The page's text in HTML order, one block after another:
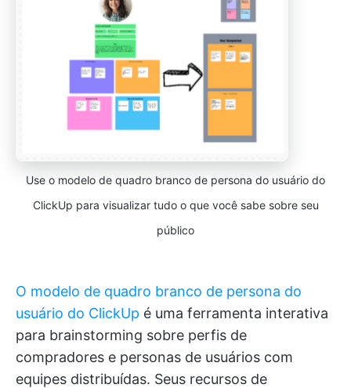
Use o modelo de quadro branco de persona do usuário do
ClickUp para visualizar tudo o que você sabe sobre seu
público
O modelo de quadro branco de persona do
usuário do ClickUp é uma ferramenta interativa
para brainstorming sobre perfis de
compradores e personas de usuários com
equipes distribuídas. Seus recursos de